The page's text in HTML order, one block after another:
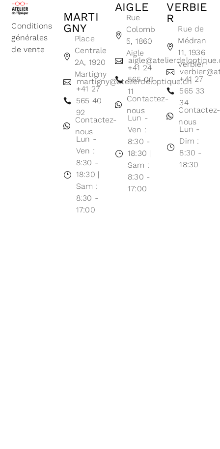
Conditions
générales
de vente
MARTI
GNY
Place
Centrale
2A, 1920
Martigny
martigny@atelierdeloptique.ch
+41 27
565 40
92
Contactez-
nous
Lun -
Ven :
8:30 -
18:30 |
Sam :
8:30 -
17:00
AIGLE
Rue
Colomb
5, 1860
Aigle
+41 24
565 00
11
Contactez-
nous
Lun -
Ven :
8:30 -
18:30 |
Sam :
8:30 -
17:00
VERBIE
R
Rue de
Médran
11, 1936
Verbier
+41 27
565 33
34
Contactez-
nous
Lun -
Dim :
8:30 -
18:30